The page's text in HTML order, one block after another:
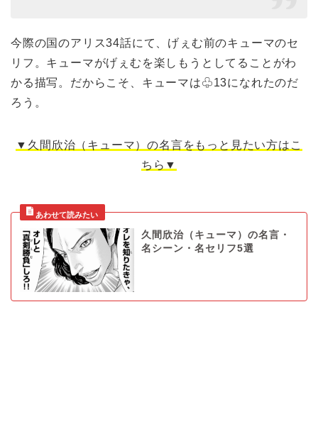
今際の国のアリス34話にて、げぇむ前のキューマのセ
リフ。キューマがげぇむを楽しもうとしてることがわ
かる描写。だからこそ、キューマは♧13になれたのだ
ろう。
▼久間欣治（キューマ）の名言をもっと見たい方はこ
ちら▼
久間欣治（キューマ）の名言・
名シーン・名セリフ5選